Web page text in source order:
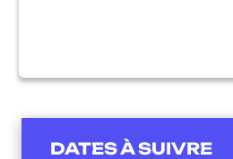
DATES À SUIVRE